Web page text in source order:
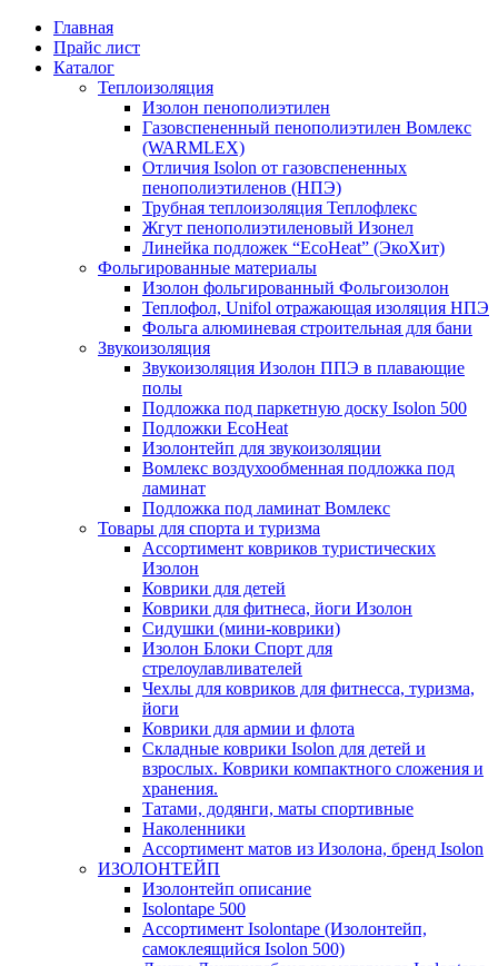
Главная
Прайс лист
Каталог
Теплоизоляция
Изолон пенополиэтилен
Газовспененный пенополиэтилен Вомлекс
(WARMLEX)
Отличия Isolon от газовспененных
пенополиэтиленов (НПЭ)
Трубная теплоизоляция Теплофлекс
Жгут пенополиэтиленовый Изонел
Линейка подложек “EcoHeat” (ЭкоХит)
Фольгированные материалы
Изолон фольгированный Фольгоизолон
Теплофол, Unifol отражающая изоляция НПЭ
Фольга алюминевая строительная для бани
Звукоизоляция
Звукоизоляция Изолон ППЭ в плавающие
полы
Подложка под паркетную доску Isolon 500
Подложки EcoHeat
Изолонтейп для звукоизоляции
Вомлекс воздухообменная подложка под
ламинат
Подложка под ламинат Вомлекс
Товары для спорта и туризма
Ассортимент ковриков туристических
Изолон
Коврики для детей
Коврики для фитнеса, йоги Изолон
Сидушки (мини-коврики)
Изолон Блоки Спорт для
стрелоулавливателей
Чехлы для ковриков для фитнесса, туризма,
йоги
Коврики для армии и флота
Складные коврики Isolon для детей и
взрослых. Коврики компактного сложения и
хранения.
Татами, додянги, маты спортивные
Наколенники
Ассортимент матов из Изолона, бренд Isolon
ИЗОЛОНТЕЙП
Изолонтейп описание
Isolontape 500
Ассортимент Isolontape (Изолонтейп,
самоклеящийся Isolon 500)